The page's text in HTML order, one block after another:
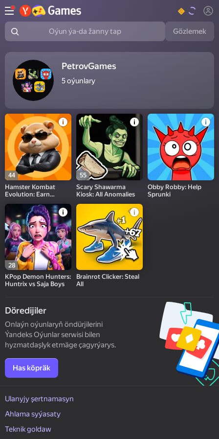
Oýun ýa-da žanny tap Gözlemek
PetrovGames
5oýunlary
44
Hamster Kombat
Evolution: Earn
55
Scary Shawarma
Kiosk: All Anomalies
Obby Robby: Help
Sprunki
28
KPop Demon Hunters:
Huntrix vs Saja Boys
Brainrot Clicker: Steal
All
Döredijiler
Onlaýn oýunlaryň öndürjilerini
Ýandeks Oýunlar serwisi bilen
hyzmatdaşlyk etmäge çagyrýarys.
Has köpräk
Ulanyjy şertnamasyn
Ahlama syýasaty
Teknik goldaw